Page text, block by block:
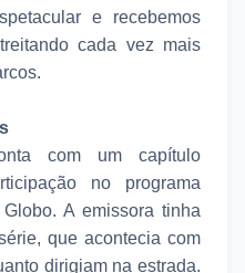
e recebemos
cada vez mais
com um capítulo
no programa
A emissora tinha
que acontecia com
dirigiam na estrada.